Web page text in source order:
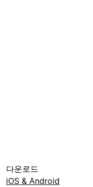
다운로드
iOS & Android